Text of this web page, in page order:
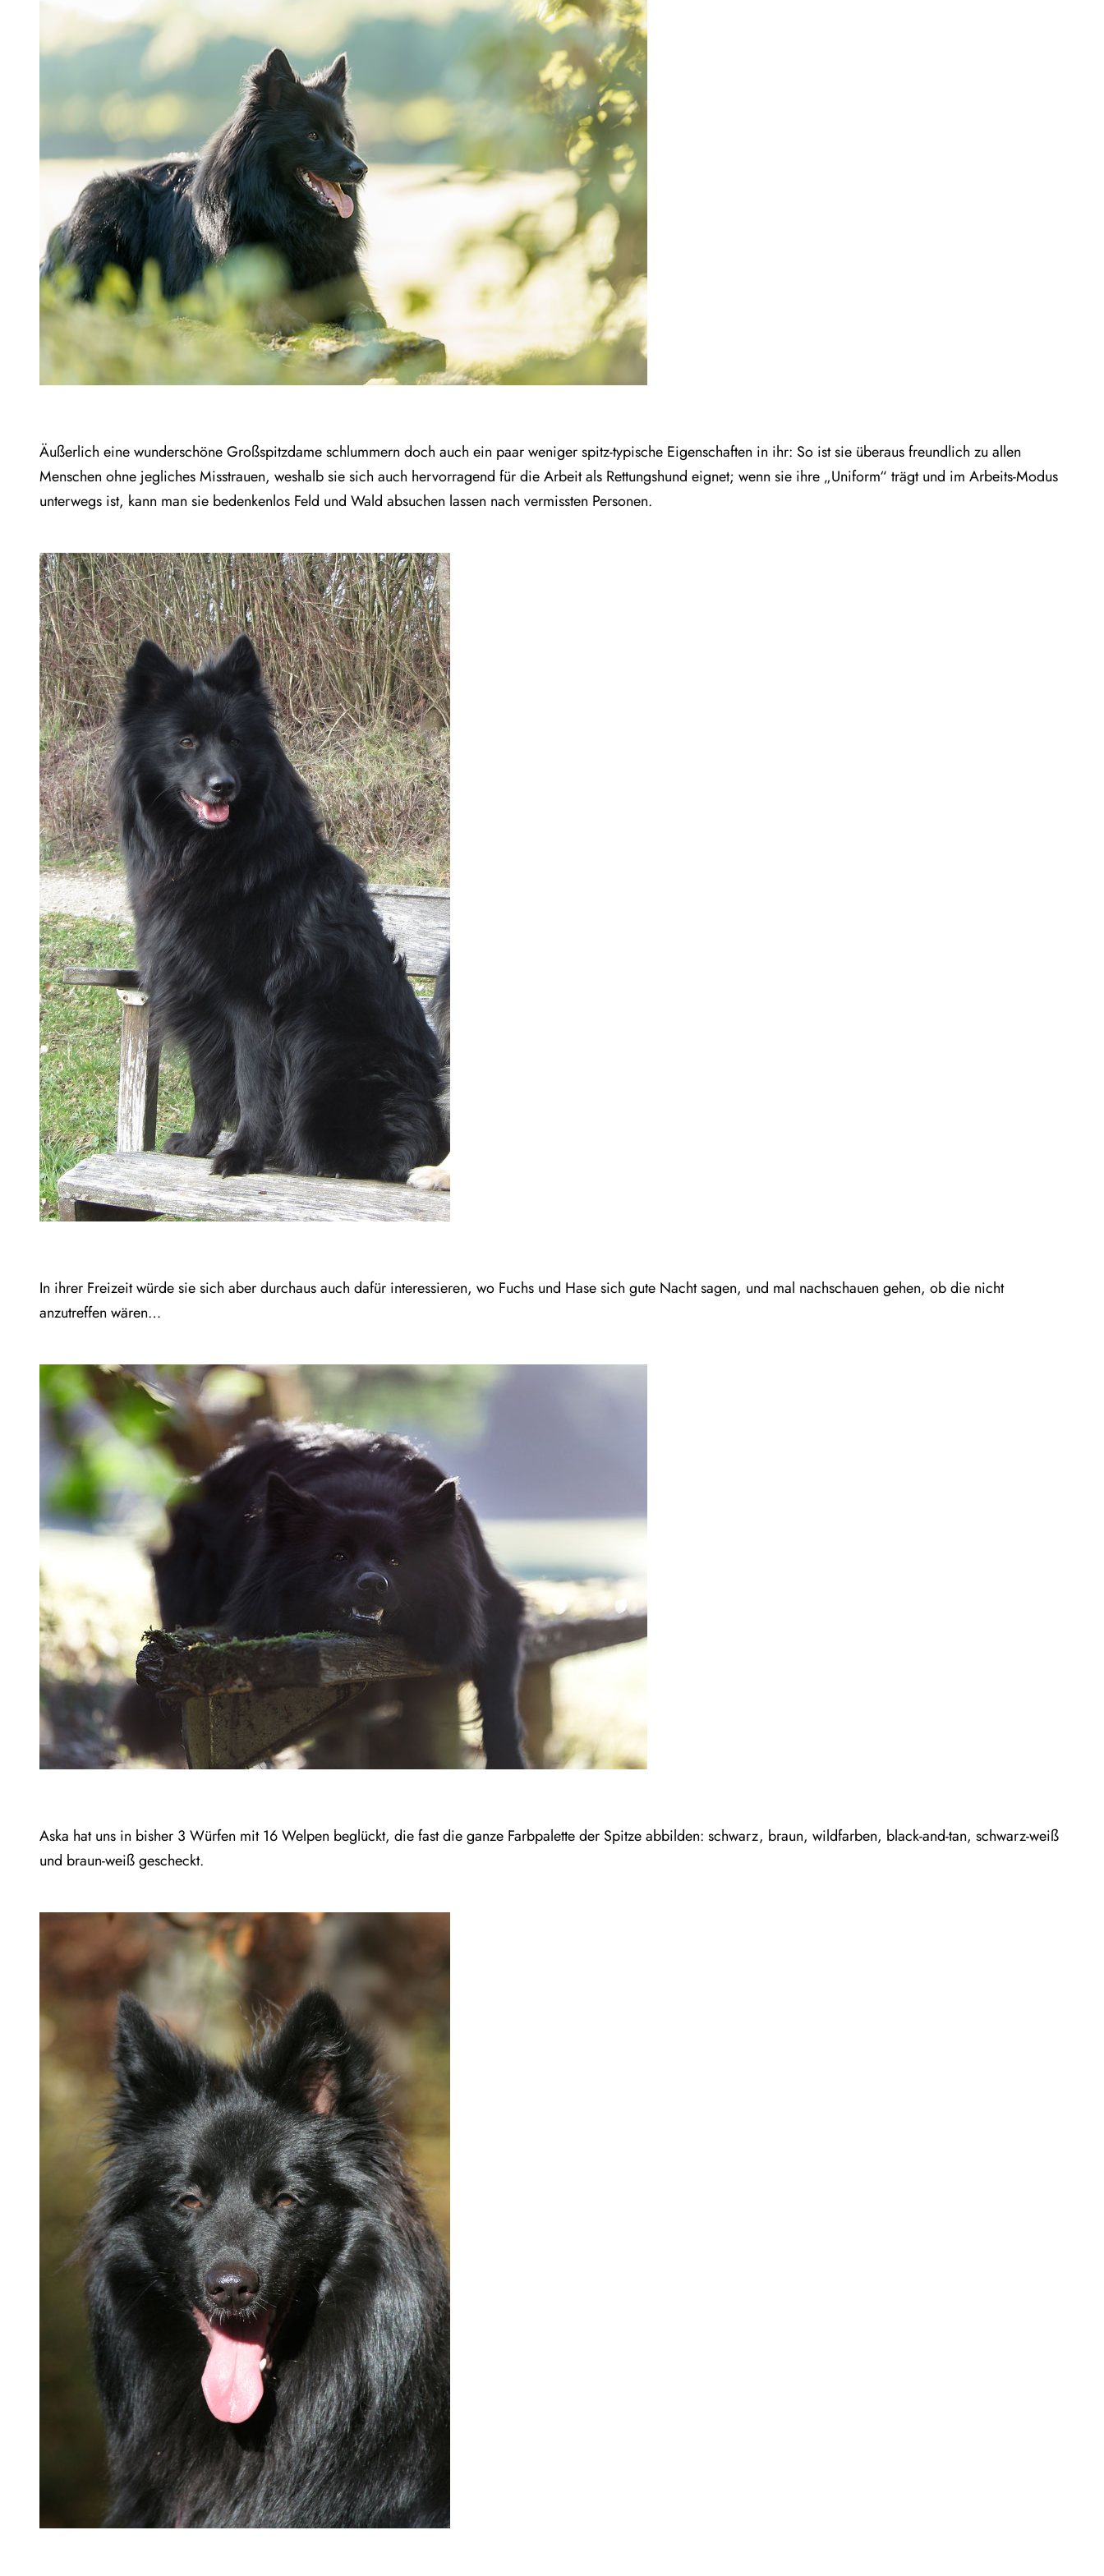
Äußerlich eine wunderschöne Großspitzdame schlummern doch auch ein paar weniger spitz-typische Eigenschaften in ihr: So ist sie überaus freundlich zu allen
Menschen ohne jegliches Misstrauen, weshalb sie sich auch hervorragend für die Arbeit als Rettungshund eignet; wenn sie ihre „Uniform“ trägt und im Arbeits-Modus
unterwegs ist, kann man sie bedenkenlos Feld und Wald absuchen lassen nach vermissten Personen.
In ihrer Freizeit würde sie sich aber durchaus auch dafür interessieren, wo Fuchs und Hase sich gute Nacht sagen, und mal nachschauen gehen, ob die nicht
anzutreffen wären…
Aska hat uns in bisher 3 Würfen mit 16 Welpen beglückt, die fast die ganze Farbpalette der Spitze abbilden: schwarz, braun, wildfarben, black-and-tan, schwarz-weiß
und braun-weiß gescheckt.